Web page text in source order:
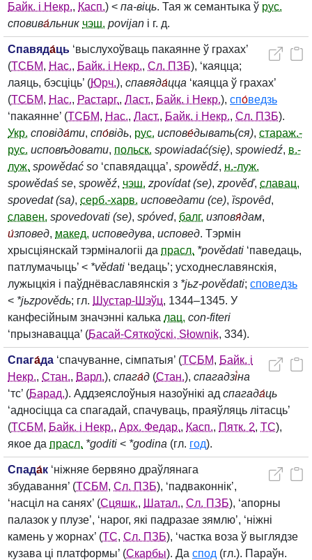
Байк. і Некр., Касп.) < па‑віць. Тая ж семантыка ў рус.
сповива́льник чэш. povijan і г. д.
Спавяда́ць ‘выслухоўваць пакаянне ў грахах’
(ТСБМ, Нас., Байк. і Некр., Сл. ПЗБ), ‘каяцца;
лаяць, бэсціць’ (Юрч.), спавяда́цца ‘каяцца ў грахах’
(ТСБМ, Нас., Растарг., Ласт., Байк. і Некр.), спо́ведзь
‘пакаянне’ (ТСБМ, Нас., Ласт., Байк. і Некр., Сл. ПЗБ).
Укр. сповіда́ти, спо́відь, рус. испове́дывать(ся), стараж.-
рус. исповѣдовати, польск. spowiadać(się), spowiedź, в.-
луж. spowědać so ‘спавядацца’, spowědź, н.-луж.
spowědaś se, spowěź, чэш. zpovídat (se), zpověď, славац.
spovedat (sa), серб.-харв. исповедати (се), ȉspovȇd,
славен. spovedovati (se), spóved, балг. изповя́дам,
и́зповед, макед. исповедува, исповед. Тэрмін
хрысціянскай тэрміналогіі да прасл. *povědati ‘паведаць,
патлумачыць’ < *vědati ‘ведаць’; усходнеславянскія,
лужыцкія і паўднёваславянскія з *jьz‑povědati; споведзь
< *jьzpovědь; гл. Шустар-Шэўц, 1344–1345. У
канфесійным значэнні калька лац. con‑fiteri
‘прызнавацца’ (Басай-Сяткоўскі, Słownik, 334).
Спага́да ‘спачуванне, сімпатыя’ (ТСБМ, Байк. і
Некр., Стан., Варл.), спага́д (Стан.), спагадзі́на
‘тс’ (Барад.). Аддзеяслоўныя назоўнікі ад спагада́ць
‘адносіцца са спагадай, спачуваць, праяўляць літасць’
(ТСБМ, Байк. і Некр., Арх. Федар., Касп., Пятк. 2, ТС),
якое да прасл. *goditi < *godina (гл. год).
Спада́к ‘ніжняе бервяно драўлянага
збудавання’ (ТСБМ, Сл. ПЗБ), ‘падваконнік’,
‘насціл на санях’ (Сцяшк., Шатал., Сл. ПЗБ), ‘апорны
палазок у плузе’, ‘нарог, які падразае зямлю’, ‘ніжні
камень у жорнах’ (ТС, Сл. ПЗБ), ‘частка воза ў выглядзе
кузава ці платформы’ (Скарбы). Да спод (гл.). Параўн.